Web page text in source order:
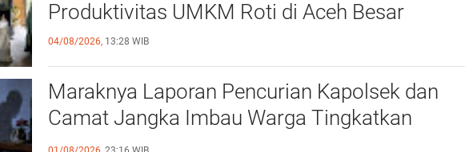
Produktivitas UMKM Roti di Aceh Besar
04/08/2026, 13:28 WIB
Maraknya Laporan Pencurian Kapolsek dan
Camat Jangka Imbau Warga Tingkatkan
Kewaspadaan